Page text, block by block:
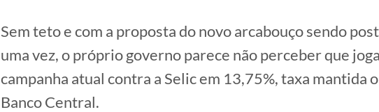
Sem teto e com a proposta do novo arcabouço sendo
uma vez, o próprio governo parece não perceber que
campanha atual contra a Selic em 13,75%, taxa mantida
Banco Central.